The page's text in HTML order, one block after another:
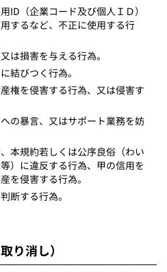
ID（企業コード及び個人ＩＤ）
するなど、不正に使用する行
は損害を与える行為。
結びつく行為。
権を侵害する行為、又は侵害す
の暴言、又はサポート業務を妨
本規約若しくは公序良俗（わい
）に違反する行為、甲の信用を
を侵害する行為。
断する行為。
り消し）